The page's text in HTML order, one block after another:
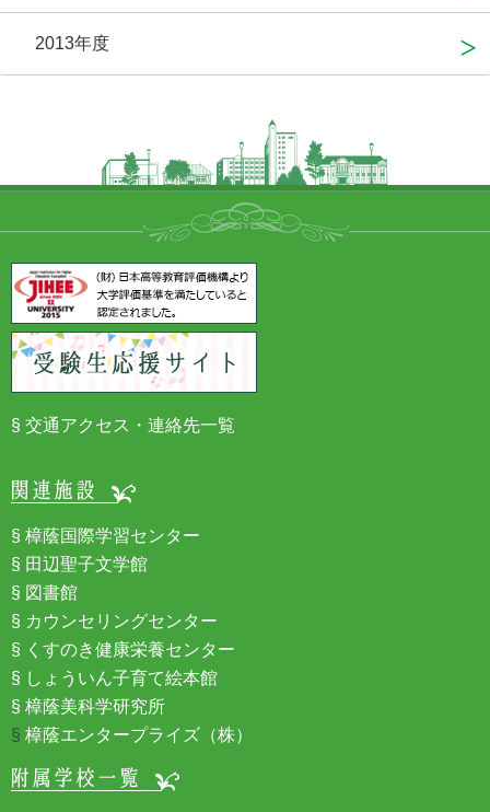
2013年度
交通アクセス・連絡先一覧
樟蔭国際学習センター
田辺聖子文学館
図書館
カウンセリングセンター
くすのき健康栄養センター
しょういん子育て絵本館
樟蔭美科学研究所
樟蔭エンタープライズ（株）